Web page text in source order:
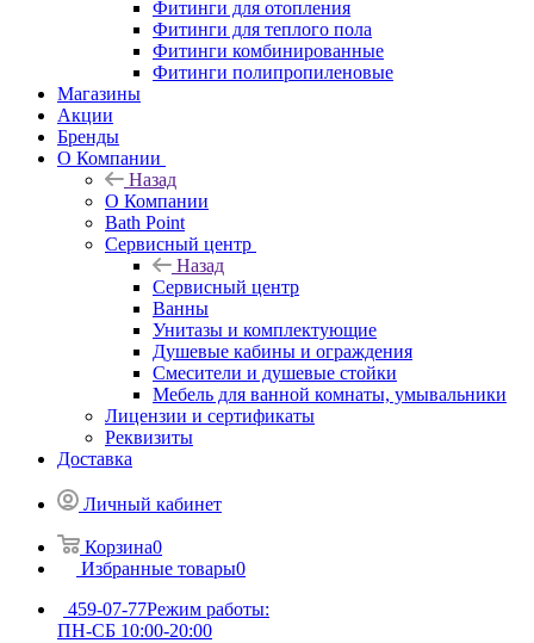
Фитинги для отопления
Фитинги для теплого пола
Фитинги комбинированные
Фитинги полипропиленовые
Магазины
Акции
Бренды
О Компании
Назад
О Компании
Bath Point
Сервисный центр
Назад
Сервисный центр
Ванны
Унитазы и комплектующие
Душевые кабины и ограждения
Смесители и душевые стойки
Мебель для ванной комнаты, умывальники
Лицензии и сертификаты
Реквизиты
Доставка
Личный кабинет
Корзина0
Избранные товары0
459-07-77Режим работы:
ПН-СБ 10:00-20:00